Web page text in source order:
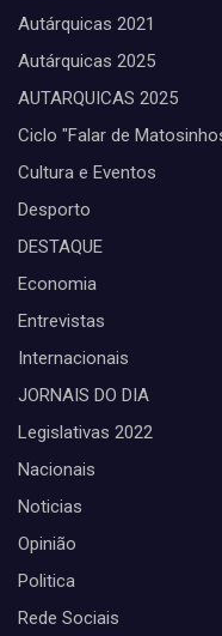
Autárquicas 2021
Autárquicas 2025
AUTARQUICAS 2025
Ciclo "Falar de
Cultura e Eventos
Desporto
DESTAQUE
Economia
Entrevistas
Internacionais
JORNAIS DO DIA
Legislativas 2022
Nacionais
Noticias
Opinião
Politica
Rede Sociais